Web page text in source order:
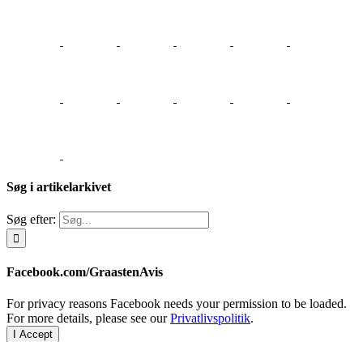
Søg i artikelarkivet
Søg efter:
Facebook.com/GraastenAvis
For privacy reasons Facebook needs your permission to be loaded.
For more details, please see ourPrivatlivspolitik.
I Accept